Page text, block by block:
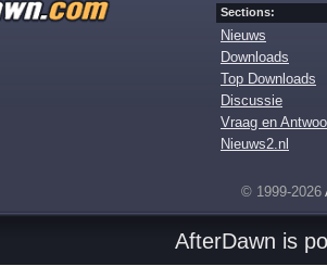
Sections:
Nieuws
Downloads
Top Downloads
Discussie
Vraag en
Nieuws2.nl
© 1999-2026
AfterDawn is